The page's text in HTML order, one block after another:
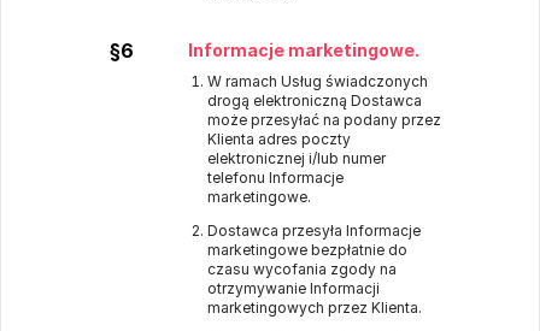
§6 Informacje marketingowe.
W ramach Usług świadczonych
drogą elektroniczną Dostawca
może przesyłać na podany przez
Klienta adres poczty
elektronicznej i/lub numer
telefonu Informacje
marketingowe.
Dostawca przesyła Informacje
marketingowe bezpłatnie do
czasu wycofania zgody na
otrzymywanie Informacji
marketingowych przez Klienta.